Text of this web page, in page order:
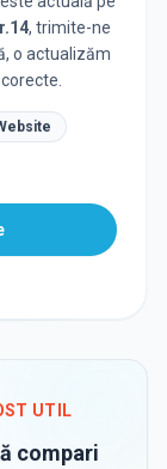
, trimite-ne
o actualizăm
UTIL
compari